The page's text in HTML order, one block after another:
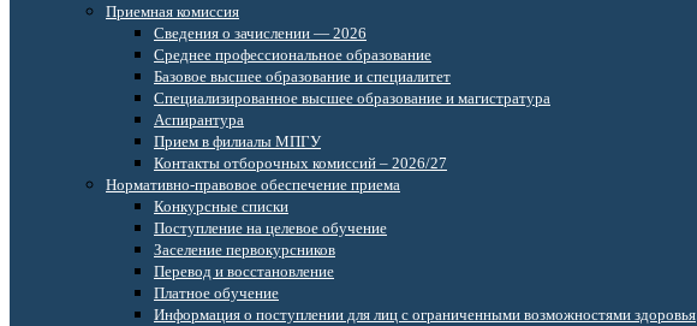
Приемная комиссия
Сведения о зачислении — 2026
Среднее профессиональное образование
Базовое высшее образование и специалитет
Специализированное высшее образование и магистратура
Аспирантура
Прием в филиалы МПГУ
Контакты отборочных комиссий – 2026/27
Нормативно-правовое обеспечение приема
Конкурсные списки
Поступление на целевое обучение
Заселение первокурсников
Перевод и восстановление
Платное обучение
Информация о поступлении для лиц с ограниченными возможностями здоровья